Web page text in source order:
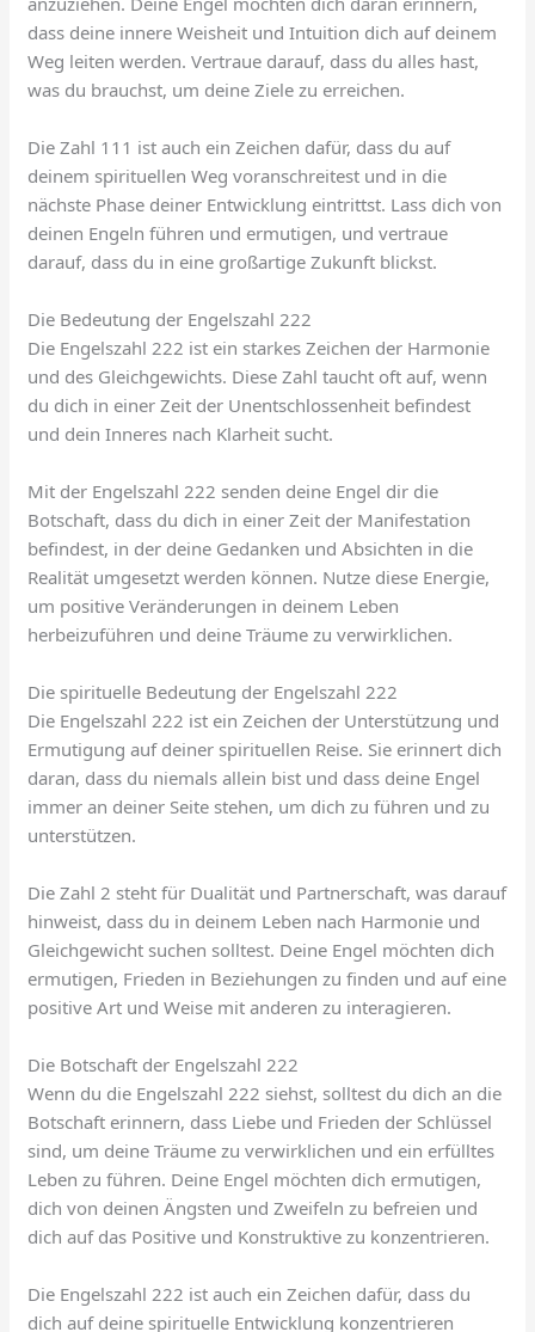
dass deine innere Weisheit und Intuition dich auf deinem
Weg leiten werden. Vertraue darauf, dass du alles hast,
was du brauchst, um deine Ziele zu erreichen.
Die Zahl 111 ist auch ein Zeichen dafür, dass du auf
deinem spirituellen Weg voranschreitest und in die
nächste Phase deiner Entwicklung eintrittst. Lass dich von
deinen Engeln führen und ermutigen, und vertraue
darauf, dass du in eine großartige Zukunft blickst.
Die Bedeutung der Engelszahl 222
Die Engelszahl 222 ist ein starkes Zeichen der Harmonie
und des Gleichgewichts. Diese Zahl taucht oft auf, wenn
du dich in einer Zeit der Unentschlossenheit befindest
und dein Inneres nach Klarheit sucht.
Mit der Engelszahl 222 senden deine Engel dir die
Botschaft, dass du dich in einer Zeit der Manifestation
befindest, in der deine Gedanken und Absichten in die
Realität umgesetzt werden können. Nutze diese Energie,
um positive Veränderungen in deinem Leben
herbeizuführen und deine Träume zu verwirklichen.
Die spirituelle Bedeutung der Engelszahl 222
Die Engelszahl 222 ist ein Zeichen der Unterstützung und
Ermutigung auf deiner spirituellen Reise. Sie erinnert dich
daran, dass du niemals allein bist und dass deine Engel
immer an deiner Seite stehen, um dich zu führen und zu
unterstützen.
Die Zahl 2 steht für Dualität und Partnerschaft, was darauf
hinweist, dass du in deinem Leben nach Harmonie und
Gleichgewicht suchen solltest. Deine Engel möchten dich
ermutigen, Frieden in Beziehungen zu finden und auf eine
positive Art und Weise mit anderen zu interagieren.
Die Botschaft der Engelszahl 222
Wenn du die Engelszahl 222 siehst, solltest du dich an die
Botschaft erinnern, dass Liebe und Frieden der Schlüssel
sind, um deine Träume zu verwirklichen und ein erfülltes
Leben zu führen. Deine Engel möchten dich ermutigen,
dich von deinen Ängsten und Zweifeln zu befreien und
dich auf das Positive und Konstruktive zu konzentrieren.
Die Engelszahl 222 ist auch ein Zeichen dafür, dass du
dich auf deine spirituelle Entwicklung konzentrieren